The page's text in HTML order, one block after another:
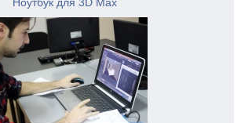
Ноутбук для 3D Max